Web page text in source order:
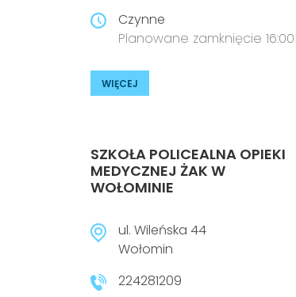
Czynne
Planowane zamknięcie 16:00
WIĘCEJ
SZKOŁA POLICEALNA OPIEKI
MEDYCZNEJ ŻAK W
WOŁOMINIE
ul. Wileńska 44
Wołomin
224281209